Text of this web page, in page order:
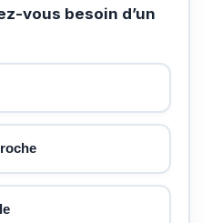
vous besoin d’un